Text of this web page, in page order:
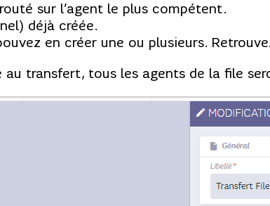
sur l’agent le plus compétent.
déjà créée.
en créer une ou plusieurs.
au transfert, tous les agents de la file